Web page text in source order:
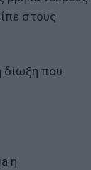
στους
δίωξη που
η